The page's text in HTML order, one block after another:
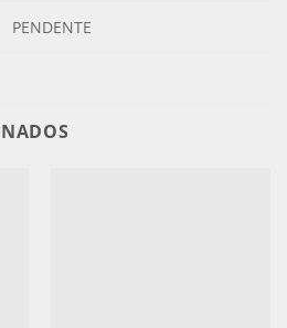
PENDENTE